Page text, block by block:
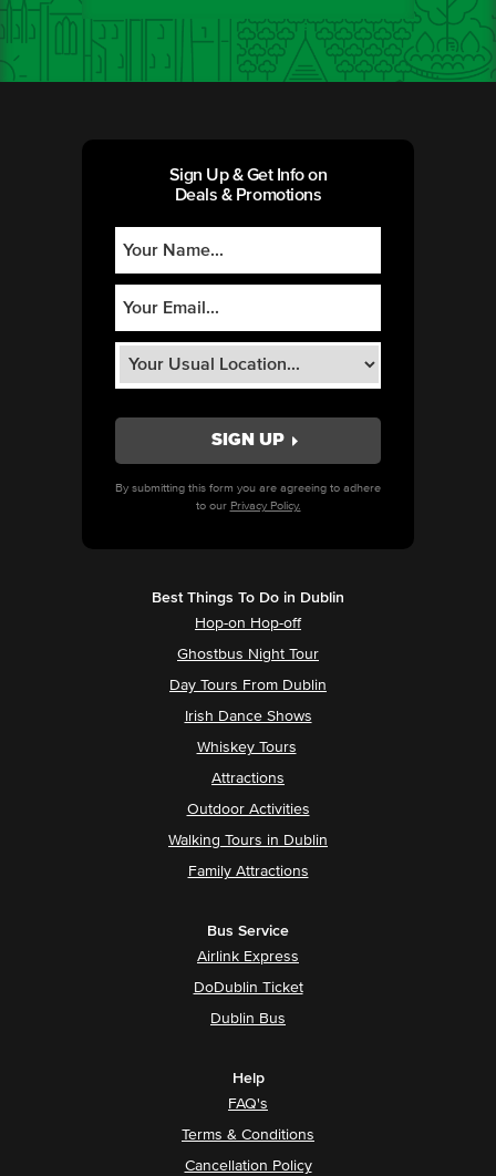
Sign Up & Get Info on
Deals & Promotions
By submitting this form you are agreeing to adhere
to our Privacy Policy.
Best Things To Do in Dublin
Hop-on Hop-off
Ghostbus Night Tour
Day Tours From Dublin
Irish Dance Shows
Whiskey Tours
Attractions
Outdoor Activities
Walking Tours in Dublin
Family Attractions
Bus Service
Airlink Express
DoDublin Ticket
Dublin Bus
Help
FAQ's
Terms & Conditions
Cancellation Policy